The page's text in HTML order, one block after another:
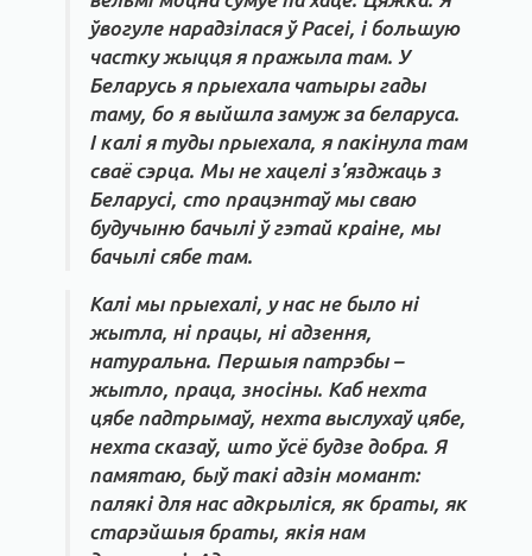
ўвогуле нарадзілася ў Расеі, і большую
частку жыцця я пражыла там. У
Беларусь я прыехала чатыры гады
таму, бо я выйшла замуж за беларуса.
І калі я туды прыехала, я пакінула там
сваё сэрца. Мы не хацелі з’язджаць з
Беларусі, сто працэнтаў мы сваю
будучыню бачылі ў гэтай краіне, мы
бачылі сябе там.
Калі мы прыехалі, у нас не было ні
жытла, ні працы, ні адзення,
натуральна. Першыя патрэбы –
жытло, праца, зносіны. Каб нехта
цябе падтрымаў, нехта выслухаў цябе,
нехта сказаў, што ўсё будзе добра. Я
памятаю, быў такі адзін момант:
палякі для нас адкрыліся, як браты, як
старэйшыя браты, якія нам